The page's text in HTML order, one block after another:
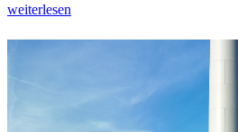
weiterlesen